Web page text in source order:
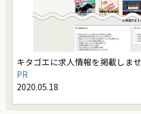
キタゴエに求人情報を掲載しま
PR
2020.05.18